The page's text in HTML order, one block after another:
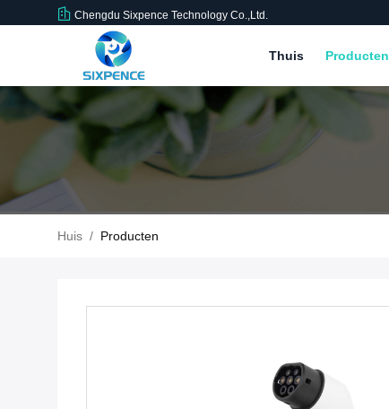
Chengdu Sixpence Technology Co.,Ltd.
Thuis Producten
Huis / Producten